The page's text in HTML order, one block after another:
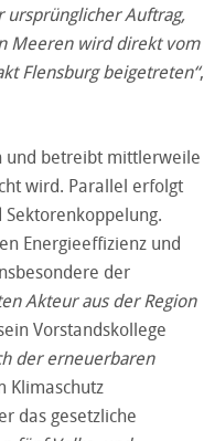
ursprünglicher Auftrag,
Meeren wird direkt vom
Flensburg beigetreten“,
und betreibt mittlerweile
wird. Parallel erfolgt
Energieeffizienz und
der
Akteur aus der Region
Vorstandskollege
der erneuerbaren
Klimaschutz
das gesetzliche